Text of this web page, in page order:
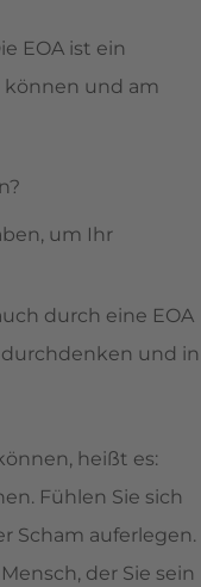
EOA ist ein
können und am
um Ihr
durch eine EOA
durchdenken und in
heißt es:
Fühlen Sie sich
Scham auferlegen.
der Sie sein